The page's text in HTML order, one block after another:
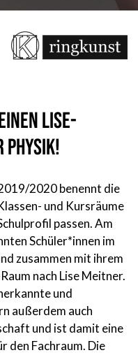
Lise-
2020 benennt die
und Kursräume
passen. Am
Schüler*innen im
zusammen mit ihrem
nach Lise Meitner.
und
außerdem auch
und ist damit eine
den Fachraum. Die